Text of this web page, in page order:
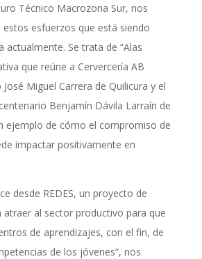
Técnico Macrozona Sur, nos
estos esfuerzos que está siendo
actualmente. Se trata de “Alas
que reúne a Cervercería AB
Miguel Carrera de Quilicura y el
Benjamín Dávila Larraín de
ejemplo de cómo el compromiso de
impactar positivamente en
desde REDES, un proyecto de
atraer al sector productivo para que
de aprendizajes, con el fin, de
de los jóvenes”, nos